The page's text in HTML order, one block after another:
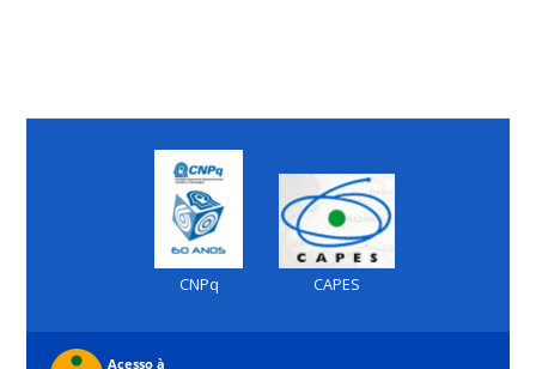
CNPq CAPES